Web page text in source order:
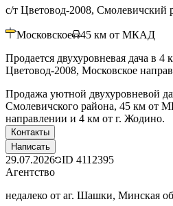
с/т Цветовод-2008, Смолевичский
Московское 45 км от МКАД
Продается двухуровневая дача в 4
Цветовод-2008, Московское
Продажа уютной двухуровневой
Смолевичского района, 45 км от
направлении и 4 км от г. Жодино.
Контакты
Написать
29.07.2026 ID 4112395
Агентство
недалеко от аг. Шашки, Минская